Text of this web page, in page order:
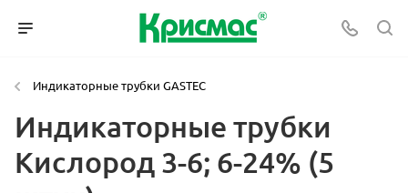
Индикаторные трубки GASTEC
Индикаторные трубки
Кислород 3-6; 6-24% (5